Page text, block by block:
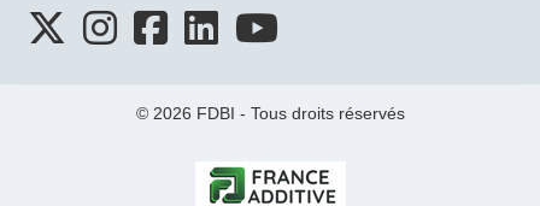
© 2026 FDBI - Tous droits réservés